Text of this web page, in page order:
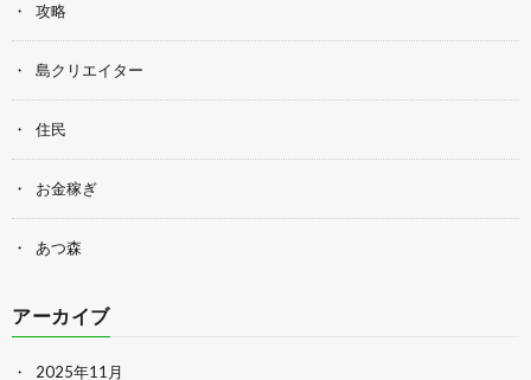
攻略
島クリエイター
住民
お金稼ぎ
あつ森
アーカイブ
2025年11月